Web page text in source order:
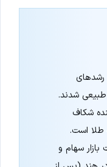
طبیعی شدند.
شکاف
طلا است.
سهام و